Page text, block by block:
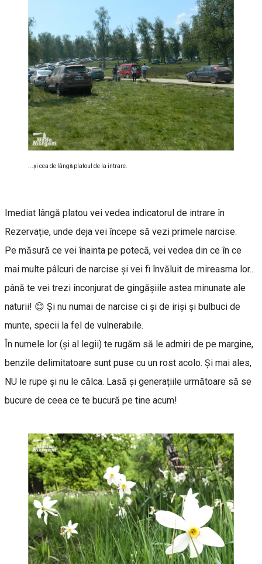
...și cea de lângă platoul de la intrare.
Imediat lângă platou vei vedea indicatorul de intrare în
Rezervație, unde deja vei începe să vezi primele narcise.
Pe măsură ce vei înainta pe potecă, vei vedea din ce în ce
mai multe pâlcuri de narcise și vei fi învăluit de mireasma lor...
până te vei trezi înconjurat de gingășiile astea minunate ale
naturii! 😊 Și nu numai de narcise ci și de iriși și bulbuci de
munte, specii la fel de vulnerabile.
În numele lor (și al legii) te rugăm să le admiri de pe margine,
benzile delimitatoare sunt puse cu un rost acolo. Și mai ales,
NU le rupe și nu le călca. Lasă și generațiile următoare să se
bucure de ceea ce te bucură pe tine acum!